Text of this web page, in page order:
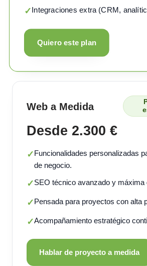
✓Integraciones extra (CRM,
Quiero este plan
Web a Medida
Desde 2.300 €
✓Funcionalidades personalizadas
de negocio.
✓SEO técnico avanzado y máxima
✓Pensada para proyectos con alta
✓Acompañamiento estratégico
Hablar de proyecto a medida